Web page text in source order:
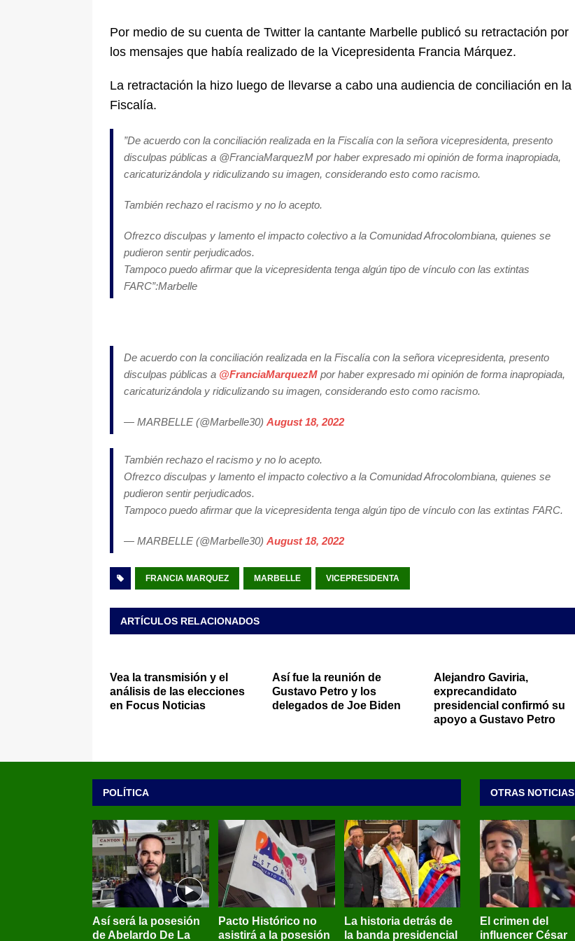
[ 6 de agosto de 2026 ] Cali se alista para la posesión presidencial: así será la investidura de Abelardo
De La Espriella en la Arena USC LO ÚLTIMO
Por medio de su cuenta de Twitter la cantante Marbelle publicó su retractación por
los mensajes que había realizado de la Vicepresidenta Francia Márquez.
La retractación la hizo luego de llevarse a cabo una audiencia de conciliación en la
Fiscalía.
”De acuerdo con la conciliación realizada en la Fiscalía con la señora vicepresidenta, presento
disculpas públicas a @FranciaMarquezM por haber expresado mi opinión de forma inapropiada,
caricaturizándola y ridiculizando su imagen, considerando esto como racismo.
También rechazo el racismo y no lo acepto.
Ofrezco disculpas y lamento el impacto colectivo a la Comunidad Afrocolombiana, quienes se
pudieron sentir perjudicados.
Tampoco puedo afirmar que la vicepresidenta tenga algún tipo de vínculo con las extintas
FARC”:Marbelle
De acuerdo con la conciliación realizada en la Fiscalía con la señora vicepresidenta, presento
disculpas públicas a @FranciaMarquezM por haber expresado mi opinión de forma inapropiada,
caricaturizándola y ridiculizando su imagen, considerando esto como racismo.
— MARBELLE (@Marbelle30) August 18, 2022
También rechazo el racismo y no lo acepto.
Ofrezco disculpas y lamento el impacto colectivo a la Comunidad Afrocolombiana, quienes se
pudieron sentir perjudicados.
Tampoco puedo afirmar que la vicepresidenta tenga algún tipo de vínculo con las extintas FARC.
— MARBELLE (@Marbelle30) August 18, 2022
FRANCIA MARQUEZ MARBELLE VICEPRESIDENTA
ARTÍCULOS RELACIONADOS
Vea la transmisión y el
análisis de las elecciones
en Focus Noticias
Así fue la reunión de
Gustavo Petro y los
delegados de Joe Biden
Alejandro Gaviria,
exprecandidato
presidencial confirmó su
apoyo a Gustavo Petro
POLÍTICA
Así será la posesión
de Abelardo De La
Pacto Histórico no
asistirá a la posesión
La historia detrás de
la banda presidencial
OTRAS NOTICIAS
El crimen del
influencer César